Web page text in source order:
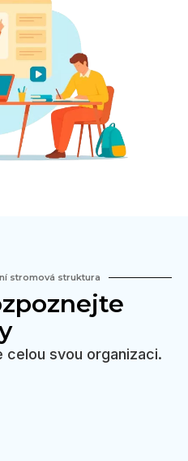
stromová struktura
celou svou organizaci.